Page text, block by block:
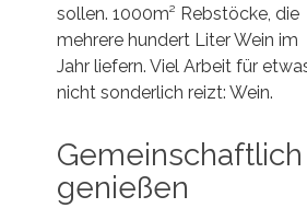
sollen. 1000m² Rebstöcke, die
mehrere hundert Liter Wein im
Jahr liefern. Viel Arbeit für
nicht sonderlich reizt: Wein.
Gemeinschaftlich
genießen